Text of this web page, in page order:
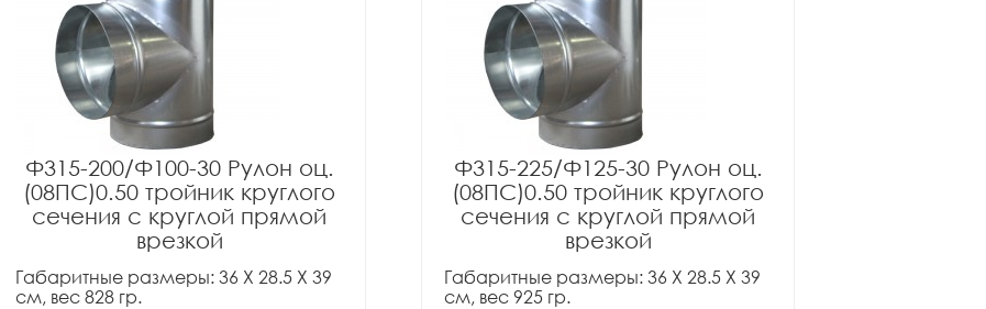
Ф315-200/Ф100-30 Рулон оц.
(08ПС)0.50 тройник круглого
сечения с круглой прямой
врезкой
Габаритные размеры: 36 X 28.5 X 39
см, вес 828 гр.
Ф315-225/Ф125-30 Рулон оц.
(08ПС)0.50 тройник круглого
сечения с круглой прямой
врезкой
Габаритные размеры: 36 X 28.5 X 39
см, вес 925 гр.